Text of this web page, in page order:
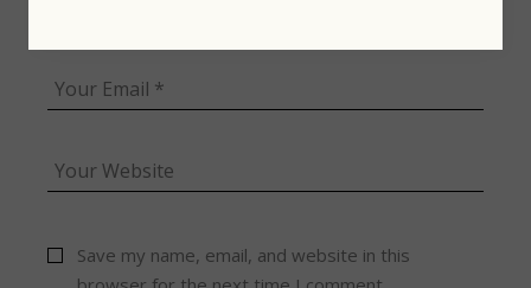
Save my name, email, and website in this